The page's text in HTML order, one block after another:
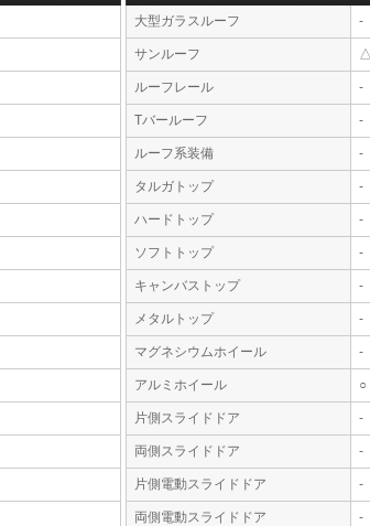
大型ガラスルーフ -
サンルーフ △
ルーフレール -
Tバールーフ -
ルーフ系装備 -
タルガトップ -
ハードトップ -
ソフトトップ -
キャンバストップ -
メタルトップ -
マグネシウムホイール -
アルミホイール ○
片側スライドドア -
両側スライドドア -
片側電動スライドドア -
両側電動スライドドア -